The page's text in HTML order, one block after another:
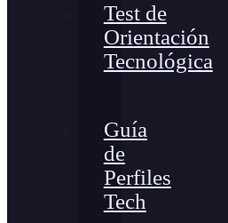
Test de
Orientación
Tecnológica
Guía
de
Perfiles
Tech